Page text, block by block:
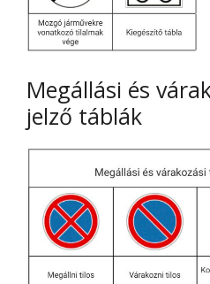
Megállási és
jelző táblák